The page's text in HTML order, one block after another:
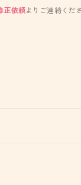
正依頼よりご連絡くだ